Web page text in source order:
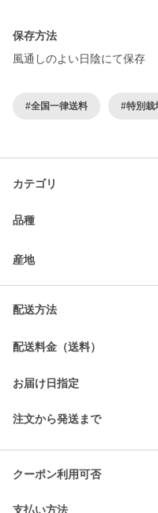
保存方法
風通しのよい日陰にて保存
#全国一律送料 #特別栽
カテゴリ
品種
産地
配送方法
配送料金（送料）
お届け日指定
注文から発送まで
クーポン利用可否
支払い方法